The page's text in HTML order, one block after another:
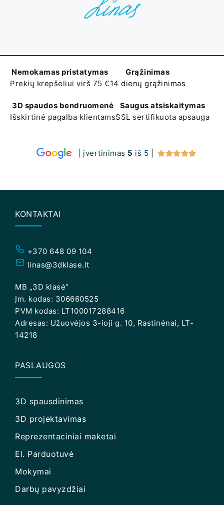
Nemokamas pristatymas
Prekių krepšeliui virš 75 €
Grąžinimas
14 dienų grąžinimas
3D spaudos bendruomenė
Išskirtinė pagalba klientams
Saugus atsiskaitymas
SSL sertifikuota apsauga
| įvertinimas 5 iš 5 | 
KONTAKTAI
+370 648 09 104
linas@3dklase.lt
MB „3D klasė”
Įm. kodas: 306660525
PVM kodas: LT100017288416
Adresas: Užuovėjos 3-ioji g. 10, Rastinėnai, LT-
14218
PASLAUGOS
3D spausdinimas
3D projektavimas
Reprezentaciniai maketai
El. Parduotuvė
Mokymai
Darbų pavyzdžiai